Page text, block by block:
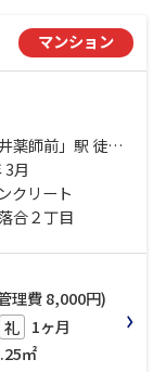
マンション
薬師前」駅 徒歩6
月
クリート
合２丁目
理費 8,000円)
礼 1ヶ月
㎡